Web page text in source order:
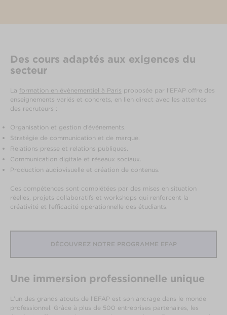
Des cours adaptés aux exigences du
secteur
La formation en évènementiel à Paris proposée par l’EFAP offre des
enseignements variés et concrets, en lien direct avec les attentes
des recruteurs :
Organisation et gestion d’événements.
Stratégie de communication et de marque.
Relations presse et relations publiques.
Communication digitale et réseaux sociaux.
Production audiovisuelle et création de contenus.
Ces compétences sont complétées par des mises en situation
réelles, projets collaboratifs et workshops qui renforcent la
créativité et l’efficacité opérationnelle des étudiants.
DÉCOUVREZ NOTRE PROGRAMME EFAP
Une immersion professionnelle unique
L’un des grands atouts de l’EFAP est son ancrage dans le monde
professionnel. Grâce à plus de 500 entreprises partenaires, les